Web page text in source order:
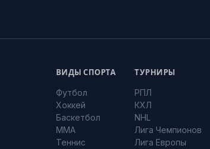
ВИДЫ СПОРТА
Футбол
Хоккей
Баскетбол
MMA
Теннис
ТУРНИРЫ
РПЛ
КХЛ
NHL
Лига Чемпионов
Лига Европы